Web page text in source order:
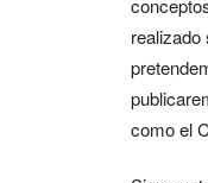
como el